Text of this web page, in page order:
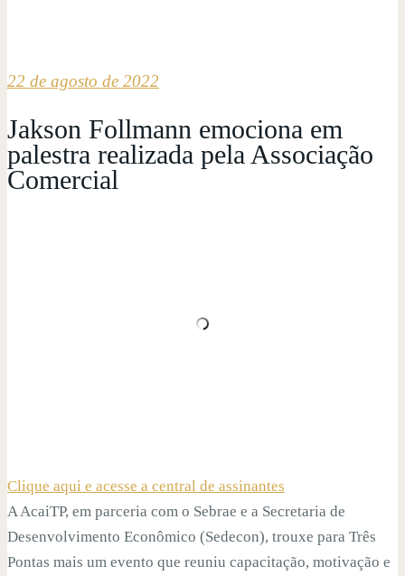
22 de agosto de 2022
Jakson Follmann emociona em
palestra realizada pela Associação
Comercial
Clique aqui e acesse a central de assinantes
A AcaiTP, em parceria com o Sebrae e a Secretaria de
Desenvolvimento Econômico (Sedecon), trouxe para Três
Pontas mais um evento que reuniu capacitação, motivação e